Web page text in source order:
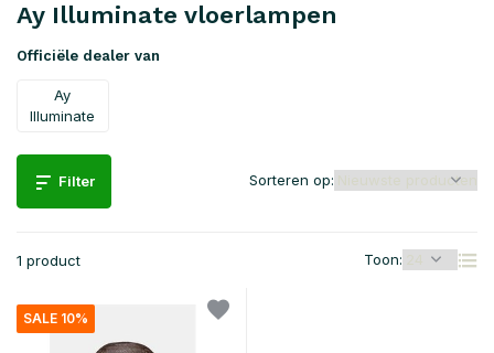
Ay Illuminate vloerlampen
Officiële dealer van
Ay
Illuminate
Filter
1 product Toon:
Sorteren op:
SALE 10%